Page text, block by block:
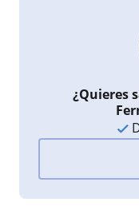
¿Quieres